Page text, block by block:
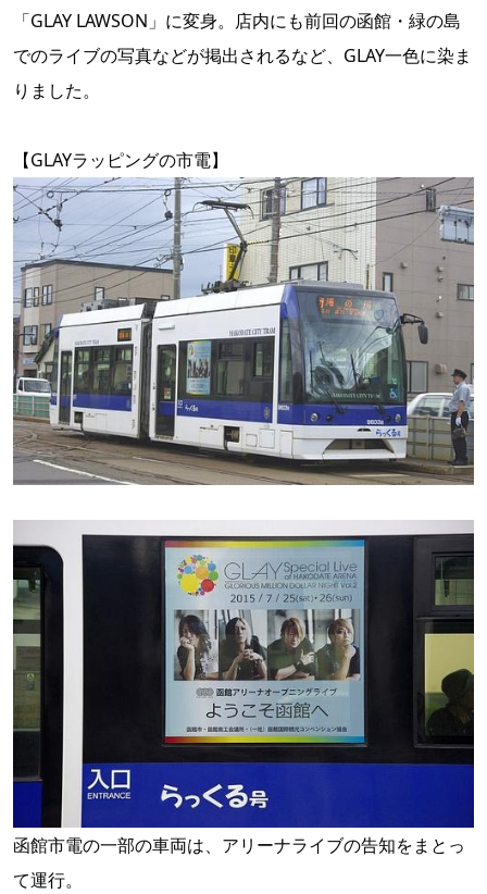
「GLAY LAWSON」に変身。店内にも前回の函館・緑の島
でのライブの写真などが掲出されるなど、GLAY一色に染ま
りました。
【GLAYラッピングの市電】
函館市電の一部の車両は、アリーナライブの告知をまとっ
て運行。